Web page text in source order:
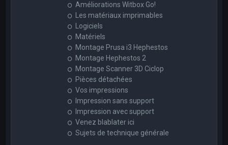
Améliorations Witbox Go!
Les matériaux imprimables
Logiciels
Matériels
Montage Prusa i3 Hephestos
Montage Hephestos 2
Montage Scanner 3D Ciclop
Pièces détachées
Vos impressions
Impression sans support
Impression avec support
Venez blablater ici
Sujets de technique générale